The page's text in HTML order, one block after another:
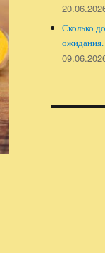
Сколько
ожидания.